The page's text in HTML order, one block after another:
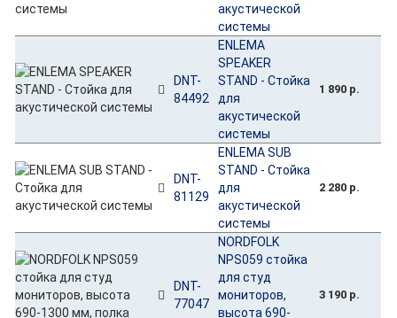
акустической
системы
DNT-
84492
ENLEMA
SPEAKER
STAND - Стойка
для
акустической
системы
1 890 р.
DNT-
81129
ENLEMA SUB
STAND - Стойка
для
акустической
системы
2 280 р.
DNT-
77047
NORDFOLK
NPS059 стойка
для студ
мониторов,
высота 690-
3 190 р.